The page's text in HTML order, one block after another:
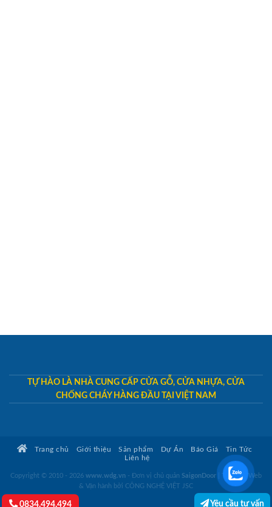
TỰ HÀO LÀ NHÀ CUNG CẤP CỬA GỖ, CỬA NHỰA, CỬA
CHỐNG CHÁY HÀNG ĐẦU TẠI VIỆT NAM
Trang chủ Giới thiệu Sản phẩm Dự Án Báo Giá
Tin Tức
Liên hệ
Copyright © 2010 - 2026 www.wdg.vn - Đơn vị chủ quản SaigonDoor
Thiết kế Web
& Vận hành bởi CÔNG NGHỆ VIỆT JSC
0834.494.494 Yêu cầu tư vấn